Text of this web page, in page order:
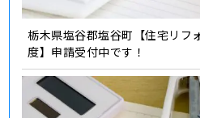
栃木県塩谷郡塩谷町【住宅リフ
度】申請受付中です！